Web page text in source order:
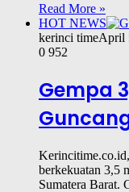
Read More »
HOT NEWS
kerinci timeApril
0 952
Gempa
berkekuatan 3,5
Sumatera Barat.